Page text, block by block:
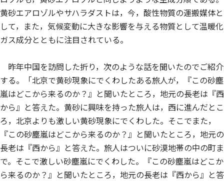
黄砂エアロゾルやサハラダストは，今，酸性物質の運搬媒体と
して，また，気候変動に大きな影響を与える物質として温暖化
ガス成分とともに注目されている。
昨年中国を訪問した折り，次のような話を聞いたのでご紹介
する。「北京で黄砂現象にでくわしたある旅人が，『この砂塵
嵐はどこから来るのか？』と聞いたところ，地元の長老は『西
から』と答えた。黄砂に興味を持った旅人は，西に進んだとこ
ろ，北京よりも激しい黄砂現象にでくわした。そこでまた，
『この砂塵嵐はどこから来るのか？』と聞いたところ，地元の
長老は『西から』と答えた。旅人はついに砂漠地帯の中の町ま
で。そこで激しい砂塵嵐にでくわした。『この砂塵嵐はどこか
ら来るのか？』と聞いたところ，地元の長老は『西から』と答